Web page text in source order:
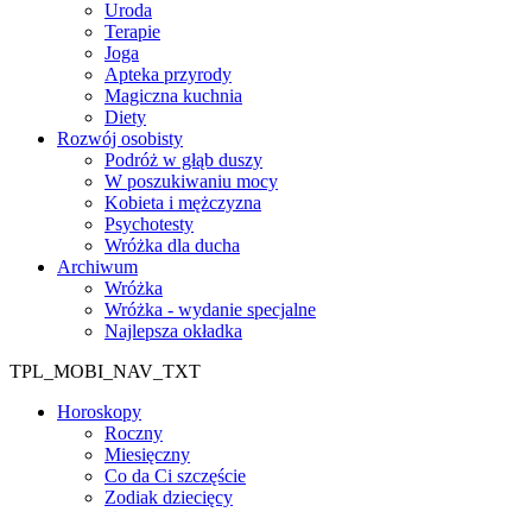
Uroda
Terapie
Joga
Apteka przyrody
Magiczna kuchnia
Diety
Rozwój osobisty
Podróż w głąb duszy
W poszukiwaniu mocy
Kobieta i mężczyzna
Psychotesty
Wróżka dla ducha
Archiwum
Wróżka
Wróżka - wydanie specjalne
Najlepsza okładka
TPL_MOBI_NAV_TXT
Horoskopy
Roczny
Miesięczny
Co da Ci szczęście
Zodiak dziecięcy